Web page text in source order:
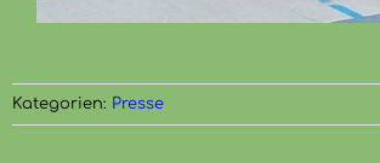
Kategorien: Presse